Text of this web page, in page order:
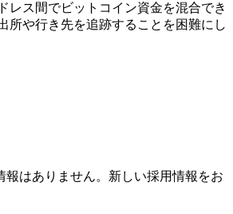
レス間でビットコイン資金を混合でき
所や行き先を追跡することを困難にし
報はありません。新しい採用情報をお